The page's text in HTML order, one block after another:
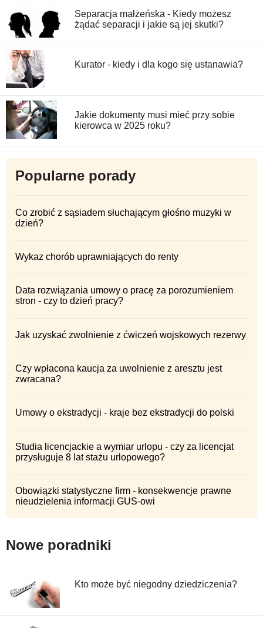
Separacja małżeńska - Kiedy możesz
żądać separacji i jakie są jej skutki?
Kurator - kiedy i dla kogo się ustanawia?
Jakie dokumenty musi mieć przy sobie
kierowca w 2025 roku?
Popularne porady
Co zrobić z sąsiadem słuchającym głośno muzyki w
dzień?
Wykaz chorób uprawniających do renty
Data rozwiązania umowy o pracę za porozumieniem
stron - czy to dzień pracy?
Jak uzyskać zwolnienie z ćwiczeń wojskowych rezerwy
Czy wpłacona kaucja za uwolnienie z aresztu jest
zwracana?
Umowy o ekstradycji - kraje bez ekstradycji do polski
Studia licencjackie a wymiar urlopu - czy za licencjat
przysługuje 8 lat stażu urlopowego?
Obowiązki statystyczne firm - konsekwencje prawne
nieudzielenia informacji GUS-owi
Nowe poradniki
Kto może być niegodny dziedziczenia?